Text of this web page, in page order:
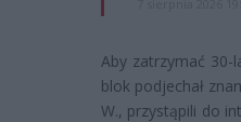
Aby zatrzymać 30-
blok podjechał
W., przystąpili do